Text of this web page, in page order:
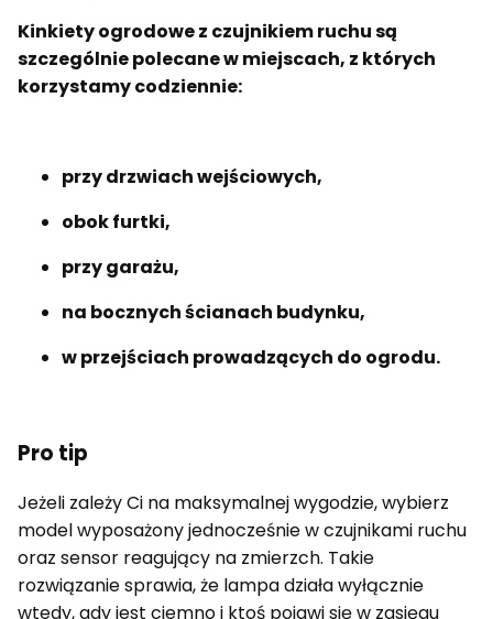
Kinkiety ogrodowe z czujnikiem ruchu są
szczególnie polecane w miejscach, z których
korzystamy codziennie:
przy drzwiach wejściowych,
obok furtki,
przy garażu,
na bocznych ścianach budynku,
w przejściach prowadzących do ogrodu.
Pro tip
Jeżeli zależy Ci na maksymalnej wygodzie, wybierz
model wyposażony jednocześnie w czujnikami ruchu
oraz sensor reagujący na zmierzch. Takie
rozwiązanie sprawia, że lampa działa wyłącznie
wtedy, gdy jest ciemno i ktoś pojawi się w zasięgu